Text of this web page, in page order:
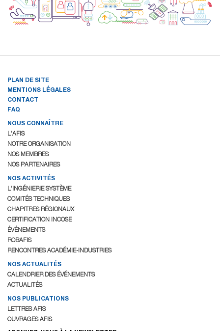
PLAN DE SITE
MENTIONS LÉGALES
CONTACT
FAQ
NOUS CONNAÎTRE
L’AFIS
NOTRE ORGANISATION
NOS MEMBRES
NOS PARTENAIRES
NOS ACTIVITÉS
L’INGÉNIERIE SYSTÈME
COMITÉS TECHNIQUES
CHAPITRES RÉGIONAUX
CERTIFICATION INCOSE
ÉVÉNEMENTS
ROBAFIS
RENCONTRES ACADÉMIE-INDUSTRIES
NOS ACTUALITÉS
CALENDRIER DES ÉVÉNEMENTS
ACTUALITÉS
NOS PUBLICATIONS
LETTRES AFIS
OUVRAGES AFIS